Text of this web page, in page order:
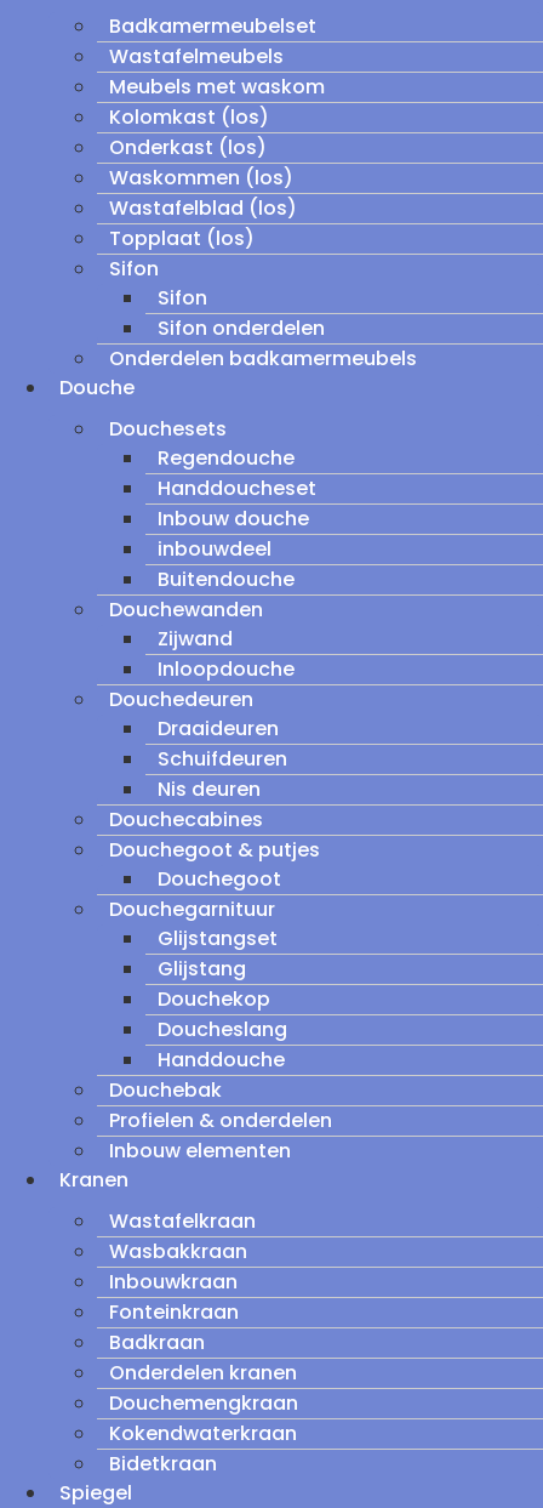
Badkamermeubelset
Wastafelmeubels
Meubels met waskom
Kolomkast (los)
Onderkast (los)
Waskommen (los)
Wastafelblad (los)
Topplaat (los)
Sifon
Sifon
Sifon onderdelen
Onderdelen badkamermeubels
Douche
Douchesets
Regendouche
Handdoucheset
Inbouw douche
inbouwdeel
Buitendouche
Douchewanden
Zijwand
Inloopdouche
Douchedeuren
Draaideuren
Schuifdeuren
Nis deuren
Douchecabines
Douchegoot & putjes
Douchegoot
Douchegarnituur
Glijstangset
Glijstang
Douchekop
Doucheslang
Handdouche
Douchebak
Profielen & onderdelen
Inbouw elementen
Kranen
Wastafelkraan
Wasbakkraan
Inbouwkraan
Fonteinkraan
Badkraan
Onderdelen kranen
Douchemengkraan
Kokendwaterkraan
Bidetkraan
Spiegel